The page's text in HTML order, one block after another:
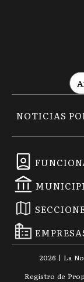
NOTICIAS
2026 | La
Registro de